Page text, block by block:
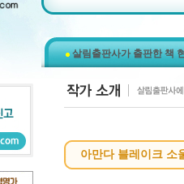
살림출판사가 출판한 책
아만다 블레이크 소